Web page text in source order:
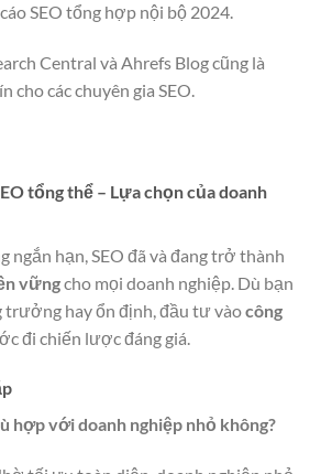
SEO tổng hợp nội bộ 2024.
Central và Ahrefs Blog cũng là
cho các chuyên gia SEO.
tổng thể – Lựa chọn của doanh
ngắn hạn, SEO đã và đang trở thành
vữngcho mọi doanh nghiệp. Dù bạn
trưởng hay ổn định, đầu tư vàocông
đi chiến lược đáng giá.
hợp với doanh nghiệp nhỏ không?